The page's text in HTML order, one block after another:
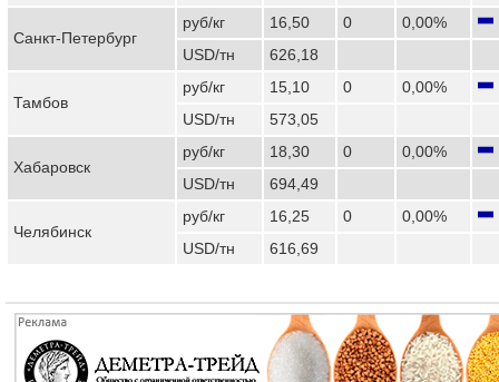
Санкт-Петербург
руб/кг 16,50 0
0,00%
USD/тн
626,18
Тамбов
руб/кг 15,10 0
0,00%
USD/тн
573,05
Хабаровск
руб/кг 18,30 0
0,00%
USD/тн
694,49
Челябинск
руб/кг 16,25 0
0,00%
USD/тн
616,69